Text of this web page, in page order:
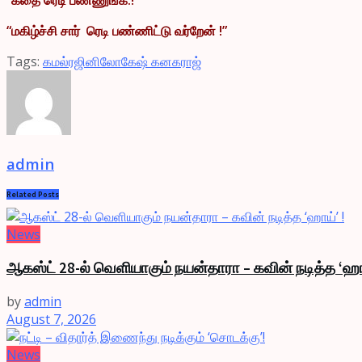
“மகிழ்ச்சி சார் ரெடி பண்ணிட்டு வர்றேன் !”
Tags: கமல்ரஜினிலோகேஷ் கனகராஜ்
admin
Related Posts
News
ஆகஸ்ட் 28-ல் வெளியாகும் நயன்தாரா – கவின் நடித்த
byadmin
August 7, 2026
News